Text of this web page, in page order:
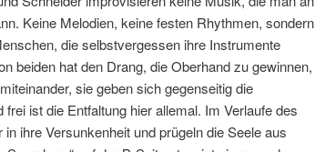
Keine Melodien, keine festen Rhythmen, sondern
die selbstvergessen ihre Instrumente
beiden hat den Drang, die Oberhand zu gewinnen,
sie geben sich gegenseitig die
ist die Entfaltung hier allemal. Im Verlaufe des
ihre Versunkenheit und prügeln die Seele aus